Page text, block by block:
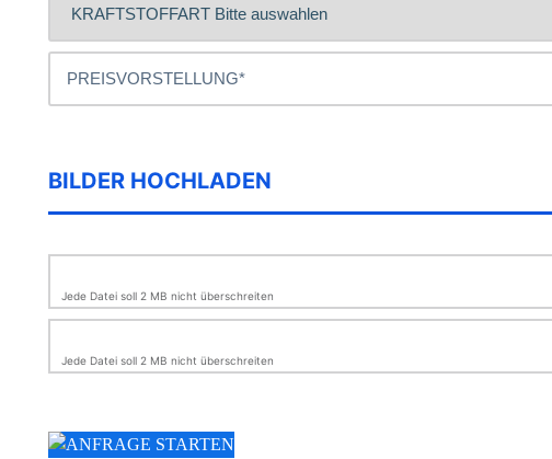
BILDER HOCHLADEN
Jede Datei soll 2 MB nicht überschreiten
Jede Datei soll 2 MB nicht überschreiten